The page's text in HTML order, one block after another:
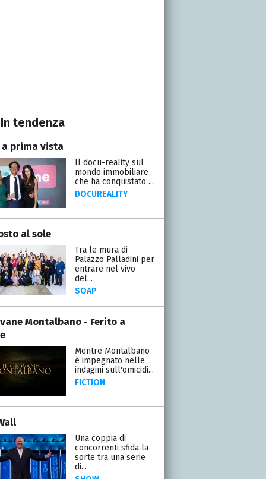
In tendenza
a prima vista
Il docu-reality sul
mondo immobiliare
che ha conquistato ...
DOCUREALITY
al sole
Tra le mura di
Palazzo Palladini per
entrare nel vivo
del...
SOAP
Montalbano - Ferito a
Mentre Montalbano
è impegnato nelle
indagini sull'omicidi...
FICTION
Una coppia di
concorrenti sfida la
sorte tra una serie
di...